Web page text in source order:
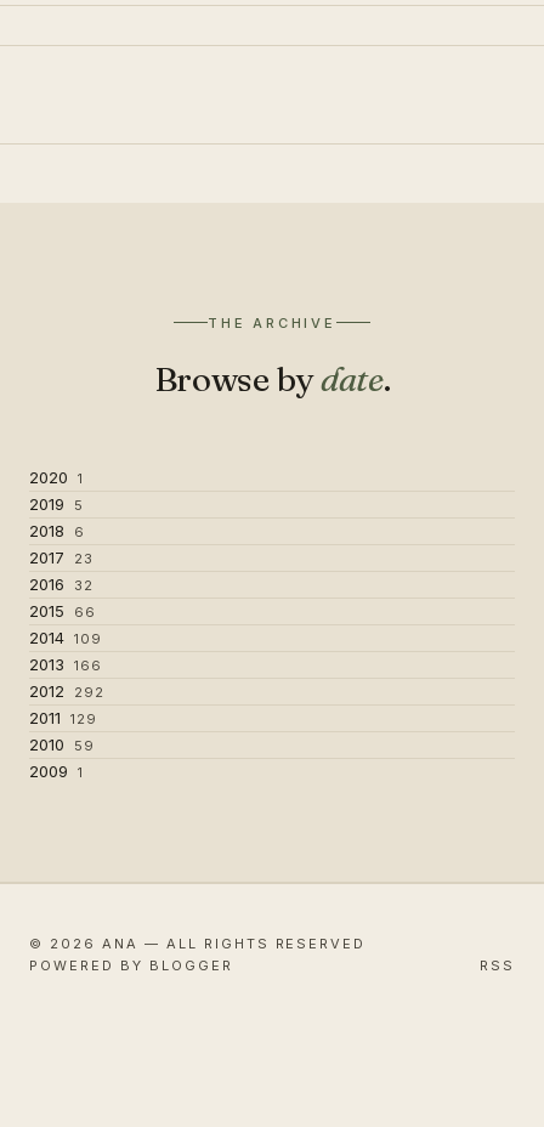
THE ARCHIVE
Browse bydate.
2020 1
2019 5
2018 6
2017 23
2016 32
2015 66
2014 109
2013 166
2012 292
2011 129
2010 59
2009 1
© 2026 ANA — ALL RIGHTS RESERVED
POWERED BY BLOGGER
RSS